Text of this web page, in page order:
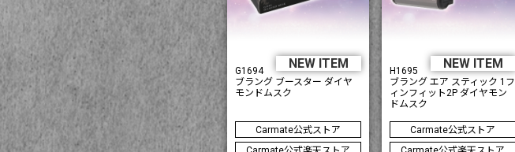
NEW ITEM
G1694
ブラング ブースター ダイヤ
モンドムスク
Carmate公式ストア
NEW ITEM
H1695
ブラング エア スティック 1フ
ィンフィット2P ダイヤモン
ドムスク
Carmate公式ストア